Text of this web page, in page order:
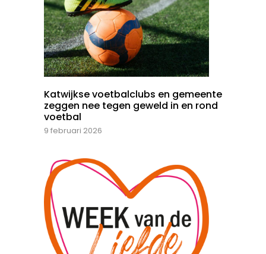
Katwijkse voetbalclubs en gemeente
zeggen nee tegen geweld in en rond
voetbal
9 februari 2026